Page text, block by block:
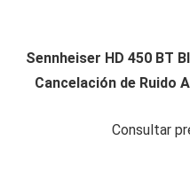
Sennheiser HD 450 BT
Cancelación de Ruido
Consultar